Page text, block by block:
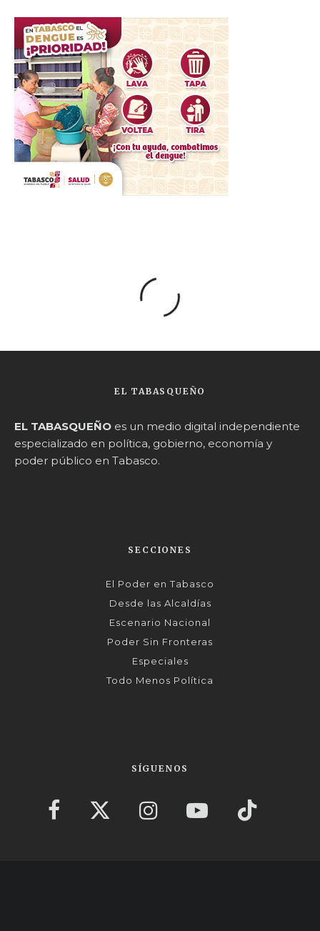
EL TABASQUEÑO
EL TABASQUEÑO es un medio digital independiente
especializado en política, gobierno, economía y
poder público en Tabasco.
SECCIONES
El Poder en Tabasco
Desde las Alcaldías
Escenario Nacional
Poder Sin Fronteras
Especiales
Todo Menos Política
SÍGUENOS